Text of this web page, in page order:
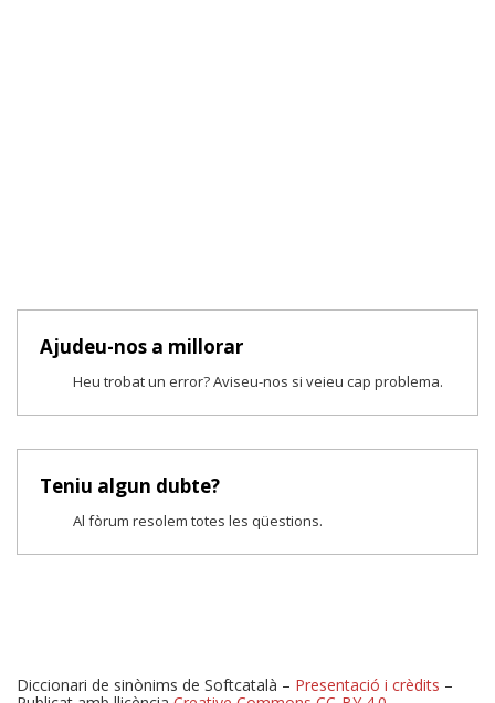
Ajudeu-nos a millorar
Heu trobat un error? Aviseu-nos si veieu cap problema.
Teniu algun dubte?
Al fòrum resolem totes les qüestions.
Diccionari de sinònims de Softcatalà – Presentació i crèdits –